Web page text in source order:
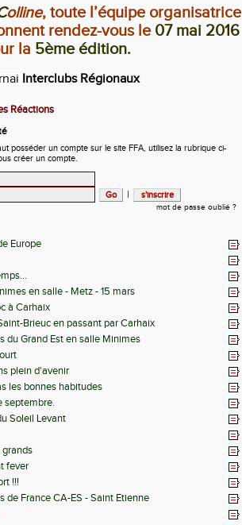
olline, toute l’équipe organisatrice
rendez-vous le 07 mai 2016
la 5ème édition.
Interclubs Régionaux
Réactions
posséder un compte sur le site FFA, utilisez la rubrique ci-
créer un compte.
|
mot de passe oublié ?
Europe
en salle - Metz - 15 mars
à Carhaix
Brieuc en passant par Carhaix
du Grand Est en salle Minimes
plein d'avenir
les bonnes habitudes
septembre.
Soleil Levant
fever
!!!
de France CA-ES - Saint Etienne